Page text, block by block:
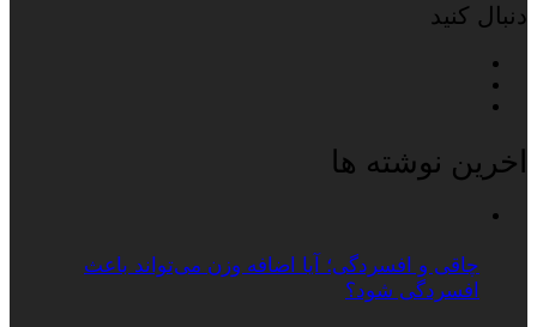
دنبال کنید
اخرین نوشته ها
چاقی و افسردگی؛ آیا اضافه وزن می‌تواند باعث
افسردگی شود؟